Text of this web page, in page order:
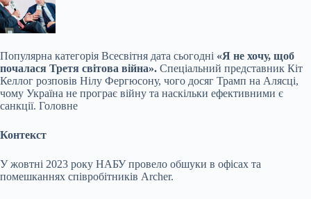
Популярна категорія Всесвітня дата сьогодні «Я не хочу, щоб
почалася Третя світова війна». Спеціальний представник Кіт
Келлог розповів Нілу Фергюсону, чого досяг Трамп на Алясці,
чому Україна не програє війну та наскільки ефективними є
санкції. Головне
Контекст
У жовтні 2023 року НАБУ провело обшуки в офісах та
помешканнях співробітників Archer.